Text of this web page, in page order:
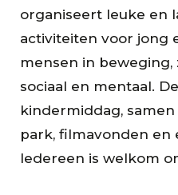
organiseert leuke en
activiteiten voor jong
mensen in beweging,
sociaal en mentaal.
kindermiddag,
park, filmavonden en
Iedereen is welkom